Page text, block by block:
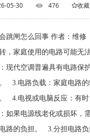
05-30 476 收藏
跳闸怎么回事 作者：维
，家庭使用的电路可能无
现代空调普遍具有电路保
3.电路负载：家庭电路的
4.电视或电脑反应：有
如果电源线老化或损坏，
路的负担。 3.分担电路